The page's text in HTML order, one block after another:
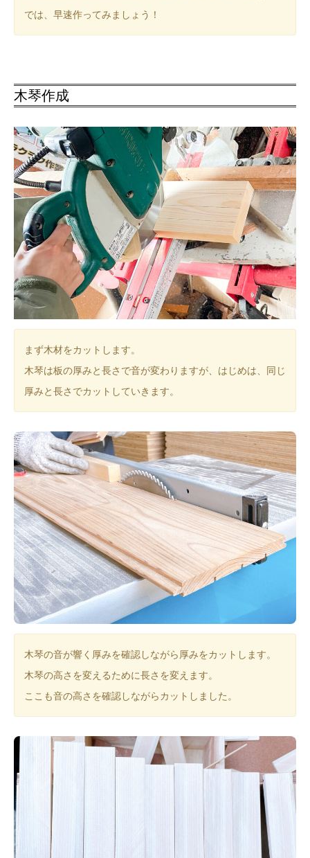
では、早速作ってみましょう！
木琴作成
まず木材をカットします。
木琴は板の厚みと長さで音が変わりますが、はじめは、同じ
厚みと長さでカットしていきます。
木琴の音が響く厚みを確認しながら厚みをカットします。
木琴の高さを変えるために長さを変えます。
ここも音の高さを確認しながらカットしました。